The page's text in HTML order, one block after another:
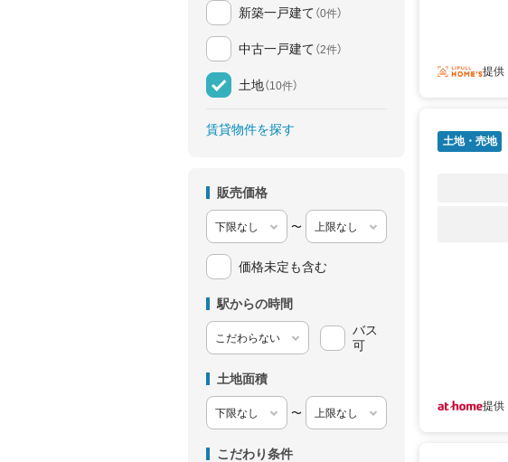
新築一戸建て （0件）
中古一戸建て （2件）
土地（10件）
賃貸物件を探す
販売価格
〜
価格未定も含む
駅からの時間
バス
可
土地面積
〜
こだわり条件
提供
土地・売地
提供